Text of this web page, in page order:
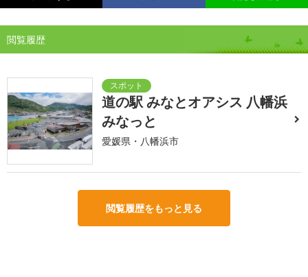
閲覧履歴
道の駅 みなとオアシス 八幡浜
みなっと
愛媛県・八幡浜市
閲覧履歴をもっと見る